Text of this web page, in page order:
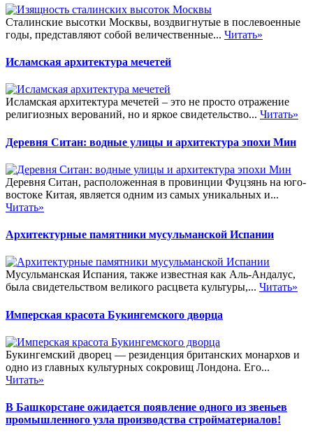
Сталинские высотки Москвы, воздвигнутые в послевоенные
годы, представляют собой величественные... Читать»
Исламская архитектура мечетей
Исламская архитектура мечетей – это не просто отражение
религиозных верований, но и яркое свидетельство... Читать»
Деревня Ситан: водные улицы и архитектура эпохи Мин
Деревня Ситан, расположенная в провинции Фуцзянь на юго-
востоке Китая, является одним из самых уникальных и...
Читать»
Архитектурные памятники мусульманской Испании
Мусульманская Испания, также известная как Аль-Андалус,
была свидетельством великого расцвета культуры,... Читать»
Имперская красота Букингемского дворца
Букингемский дворец — резиденция британских монархов и
одно из главных культурных сокровищ Лондона. Его...
Читать»
В Башкорстане ожидается появление одного из звеньев
промышленного узла производства стройматериалов!